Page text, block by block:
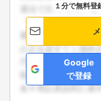
１分で無料
Google
で登録